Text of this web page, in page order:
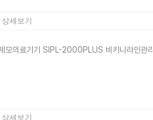
상세보기
모의료기기 SIPL-2000PLUS 비키니라인관리
상세보기